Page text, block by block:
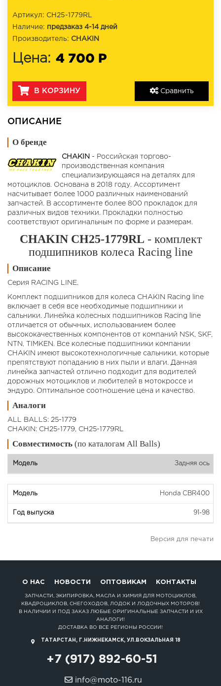
Сравнить
Артикул: CH25-1779RL
Наличие: предзаказ 4-14 дней
Производитель: CHAKIN
Цена: 4 700 Р
В КОРЗИНУ
ОПИСАНИЕ
О бренде
CHAKIN - Российская торгово-
производственная компания
специализирующаяся на деталях для
мотоциклов. Основана в 2018 году. Ассортимент
насчитывает более 1000 различных наименований
запчастей. В ассортименте более 800 прокладок для
различных видов техники. Прокладки полностью
соответствуют оригинальным по форме и размерам.
CHAKIN CH25-1779RL - комплект
подшипников колеса Racing line
Описание
Серия RACING LINE.
Комплект подшипников для колеса CHAKIN Racing line
включает в себя все необходимые подшипники и
сальники. Линейка колесных подшипников Racing line
отличается от обычных, использованием более
высококачественных компонентов от компаний NSK, SKF,
NTN, TIMKEN. Все колесные подшипники компании
CHAKIN имеют высокотехнологичные сальники, которые
препятствуют попаданию в них пыли и влаги. Данная
линейка запчастей отлично подходит для водителей
дорожных мотоциклов и любителей в мотокроссе и
эндуро. Оптимальное соотношение цена и качество.
Аналоги
ALL BALLS: 25-1779
CHAKIN: CH25-1779, CH25-1779RL
Совместимость (по каталогам All Balls)
Задняя ось
Honda CBR400
91-98
Версия для печати
О НАС НОВОСТИ ОПТОВИКАМ КОНТАКТЫ
ЗАПЧАСТИ, ЭКИПИРОВКА, МАСЛА И ХИМИЯ ДЛЯ МОТОЦИКЛОВ,
КВАДРОЦИКЛОВ, СНЕГОХОДОВ, ЛОДОК И ЛОДОЧНЫХ МОТОРОВ!
В НАЛИЧИИ И ПОД ЗАКАЗ ЛЮБЫЕ ОРИГИНАЛЬНЫЕ ЗАПЧАСТИ И ИХ
АНАЛОГИ!
ДОСТАВКА ВО ВСЕ РЕГИОНЫ РОССИИ!
ТАТАРСТАН, Г.НИЖНЕКАМСК, УЛ.ВОКЗАЛЬНАЯ 18
+7 (917) 892-60-51
info@moto-116.ru